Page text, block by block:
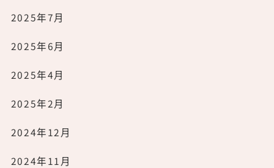
2025年7月
2025年6月
2025年4月
2025年2月
2024年12月
2024年11月